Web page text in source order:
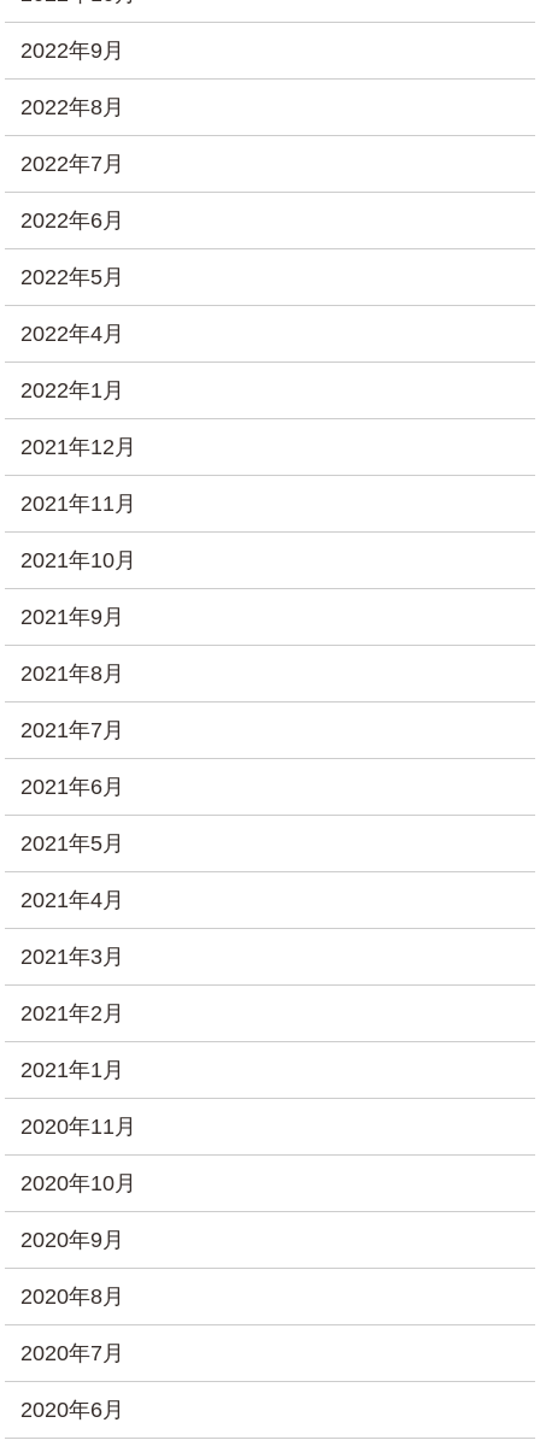
2022年9月
2022年8月
2022年7月
2022年6月
2022年5月
2022年4月
2022年1月
2021年12月
2021年11月
2021年10月
2021年9月
2021年8月
2021年7月
2021年6月
2021年5月
2021年4月
2021年3月
2021年2月
2021年1月
2020年11月
2020年10月
2020年9月
2020年8月
2020年7月
2020年6月